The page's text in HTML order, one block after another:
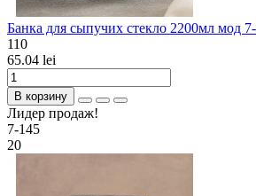
Банка для сыпучих стекло 2200мл мод
110
65.04 lei
В корзину
Лидер продаж!
7-145
20